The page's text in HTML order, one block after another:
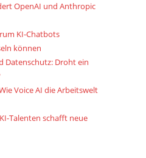
OpenAI und Anthropic
KI-Chatbots
können
Datenschutz: Droht ein
Voice AI die Arbeitswelt
Talenten schafft neue